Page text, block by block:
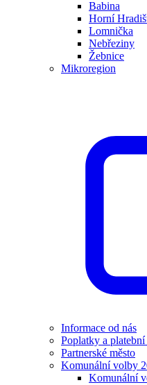
Babina
Horní
Lomnička
Nebřeziny
Žebnice
Mikroregion
Informace od nás
Poplatky a platební
Partnerské město
Komunální volby
Komunální